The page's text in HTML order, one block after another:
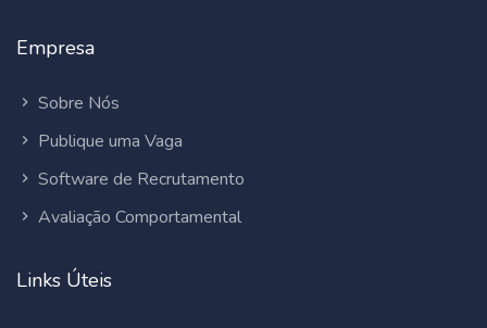
Empresa
Sobre Nós
Publique uma Vaga
Software de Recrutamento
Avaliação Comportamental
Links Úteis